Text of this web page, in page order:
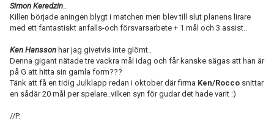
Simon Keredzin..
Killen började aningen blygt i matchen men blev till slut planens lirare
med ett fantastiskt anfalls-och försvarsarbete + 1 mål och 3 assist..
Ken Hansson har jag givetvis inte glömt..
Denna gigant nätade tre vackra mål idag och får kanske sägas att han är
på G att hitta sin gamla form???
Tänk att få en tidig Julklapp redan i oktober där firma Ken/Rocco snittar
en sådär 20 mål per spelare..vilken syn för gudar det hade varit :)
//P.